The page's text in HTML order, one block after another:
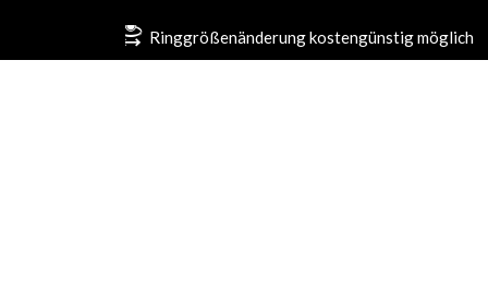
Ringgrößenänderung kostengünstig möglich